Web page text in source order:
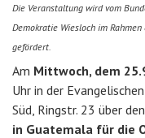
Die Veranstaltung wird vom
Demokratie Wiesloch im
gefördert.
Am Mittwoch, dem
Uhr in der
Süd, Ringstr. 23 über den
in Guatemala für die